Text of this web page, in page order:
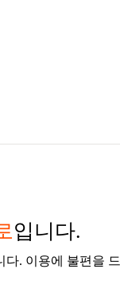
입니다.
다. 이용에 불편을 드